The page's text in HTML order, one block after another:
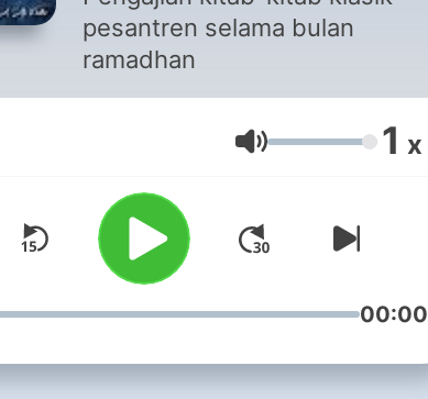
pesantren selama bulan
ramadhan
Volume 1 x
00:00